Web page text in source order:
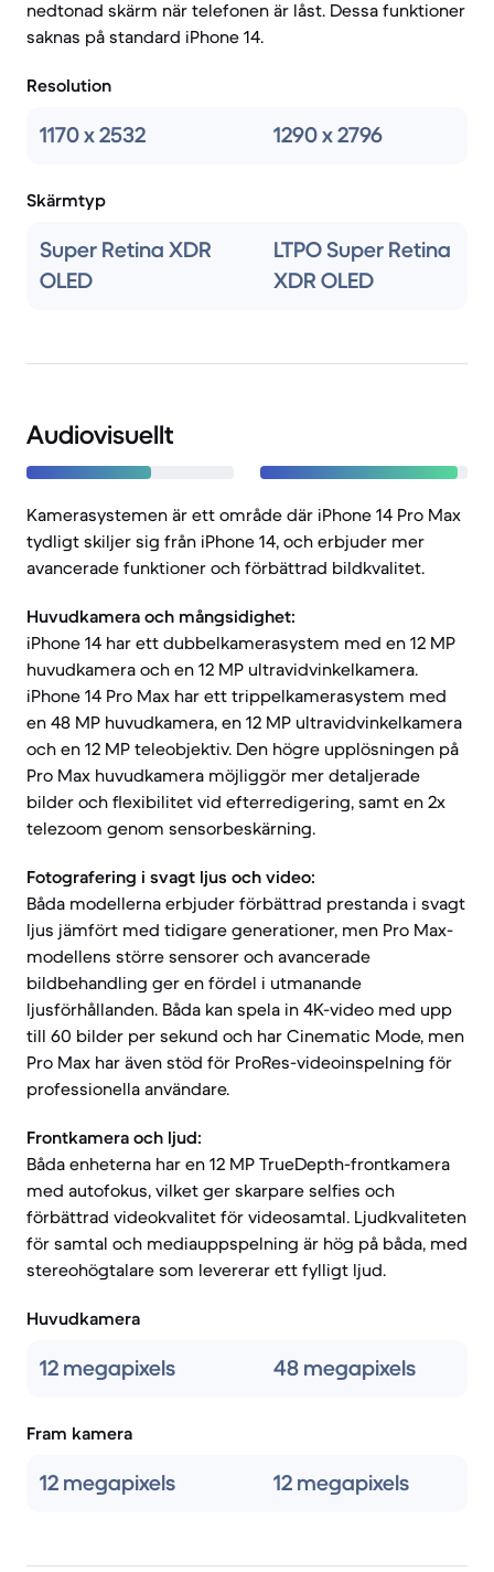
nedtonad skärm när telefonen är låst. Dessa funktioner
saknas på standard iPhone 14.
Resolution
1170 x 2532 1290 x 2796
Skärmtyp
Super Retina XDR
OLED
LTPO Super Retina
XDR OLED
Audiovisuellt
Kamerasystemen är ett område där iPhone 14 Pro Max
tydligt skiljer sig från iPhone 14, och erbjuder mer
avancerade funktioner och förbättrad bildkvalitet.
Huvudkamera och mångsidighet:
iPhone 14 har ett dubbelkamerasystem med en 12 MP
huvudkamera och en 12 MP ultravidvinkelkamera.
iPhone 14 Pro Max har ett trippelkamerasystem med
en 48 MP huvudkamera, en 12 MP ultravidvinkelkamera
och en 12 MP teleobjektiv. Den högre upplösningen på
Pro Max huvudkamera möjliggör mer detaljerade
bilder och flexibilitet vid efterredigering, samt en 2x
telezoom genom sensorbeskärning.
Fotografering i svagt ljus och video:
Båda modellerna erbjuder förbättrad prestanda i svagt
ljus jämfört med tidigare generationer, men Pro Max-
modellens större sensorer och avancerade
bildbehandling ger en fördel i utmanande
ljusförhållanden. Båda kan spela in 4K-video med upp
till 60 bilder per sekund och har Cinematic Mode, men
Pro Max har även stöd för ProRes-videoinspelning för
professionella användare.
Frontkamera och ljud:
Båda enheterna har en 12 MP TrueDepth-frontkamera
med autofokus, vilket ger skarpare selfies och
förbättrad videokvalitet för videosamtal. Ljudkvaliteten
för samtal och mediauppspelning är hög på båda, med
stereohögtalare som levererar ett fylligt ljud.
Huvudkamera
12 megapixels 48 megapixels
Fram kamera
12 megapixels 12 megapixels